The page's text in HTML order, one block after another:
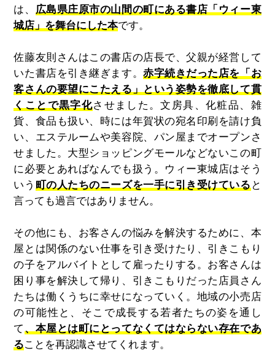
は、 広島県庄原市の山間の町にある書店「ウィー東
城店」を舞台にした本です。
佐藤友則さんはこの書店の店長で、父親が経営して
いた書店を引き継ぎます。赤字続きだった店を「お
客さんの要望にこたえる」という姿勢を徹底して貫
くことで黒字化させました。文房具、化粧品、雑
貨、食品も扱い、時には年賀状の宛名印刷を請け負
い、エステルームや美容院、パン屋までオープンさ
せました。大型ショッピングモールなどないこの町
に必要とあればなんでも扱う。ウィー東城店はそう
いう 町の人たちのニーズを一手に引き受けている と
言っても過言ではありません。
その他にも、お客さんの悩みを解決するために、本
屋とは関係のない仕事を引き受けたり、引きこもり
の子をアルバイトとして雇ったりする。お客さんは
困り事を解決して帰り、引きこもりだった店員さん
たちは働くうちに幸せになっていく。地域の小売店
の可能性と、そこで成長する若者たちの姿を通し
て 、本屋とは町にとってなくてはならない存在であ
ることを再認識させてくれます。